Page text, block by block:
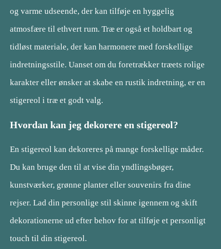
og varme udseende, der kan tilføje en hyggelig
atmosfære til ethvert rum. Træ er også et holdbart og
tidløst materiale, der kan harmonere med forskellige
indretningsstile. Uanset om du foretrækker træets rolige
karakter eller ønsker at skabe en rustik indretning, er en
stigereol i træ et godt valg.
Hvordan kan jeg dekorere en stigereol?
En stigereol kan dekoreres på mange forskellige måder.
Du kan bruge den til at vise din yndlingsbøger,
kunstværker, grønne planter eller souvenirs fra dine
rejser. Lad din personlige stil skinne igennem og skift
dekorationerne ud efter behov for at tilføje et personligt
touch til din stigereol.